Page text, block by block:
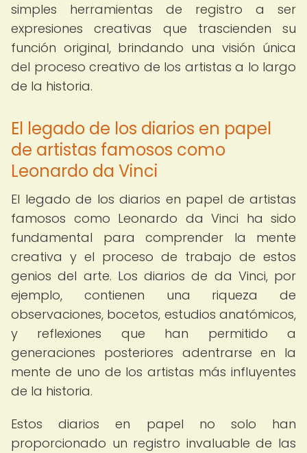
simples herramientas de registro a ser
expresiones creativas que trascienden su
función original, brindando una visión única
del proceso creativo de los artistas a lo largo
de la historia.
El legado de los diarios en papel
de artistas famosos como
Leonardo da Vinci
El legado de los diarios en papel de artistas
famosos como Leonardo da Vinci ha sido
fundamental para comprender la mente
creativa y el proceso de trabajo de estos
genios del arte. Los diarios de da Vinci, por
ejemplo, contienen una riqueza de
observaciones, bocetos, estudios anatómicos,
y reflexiones que han permitido a
generaciones posteriores adentrarse en la
mente de uno de los artistas más influyentes
de la historia.
Estos diarios en papel no solo han
proporcionado un registro invaluable de las